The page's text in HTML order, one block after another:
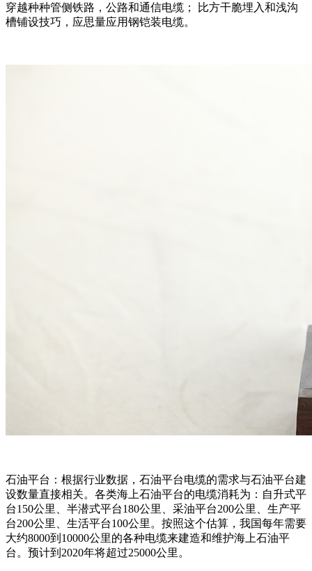
穿越种种管侧铁路，公路和通信电缆； 比方干脆埋入和浅沟
槽铺设技巧，应思量应用钢铠装电缆。
石油平台：根据行业数据，石油平台电缆的需求与石油平台建
设数量直接相关。各类海上石油平台的电缆消耗为：自升式平
台150公里、半潜式平台180公里、采油平台200公里、生产平
台200公里、生活平台100公里。按照这个估算，我国每年需要
大约8000到10000公里的各种电缆来建造和维护海上石油平
台。预计到2020年将超过25000公里。